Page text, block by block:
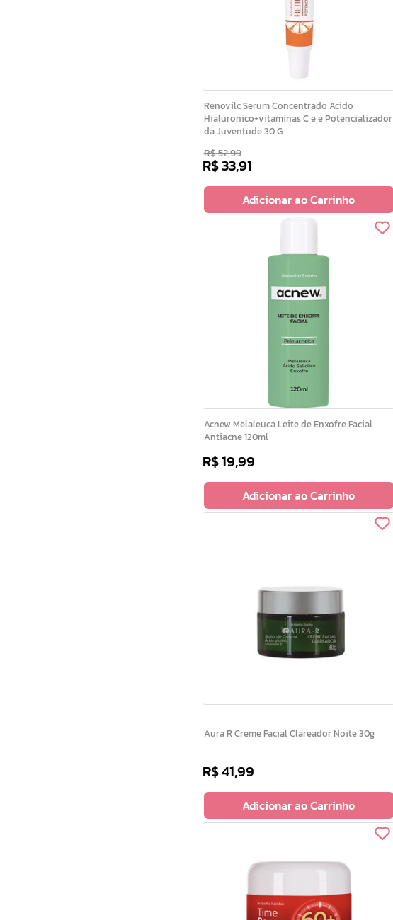
Renovilc Serum Concentrado Acido
Hialuronico+vitaminas C e e Potencializador
da Juventude 30 G
R$52,99
R$33,91
Adicionar ao Carrinho
Acnew Melaleuca Leite de Enxofre Facial
Antiacne 120ml
R$19,99
Adicionar ao Carrinho
Aura R Creme Facial Clareador Noite 30g
R$41,99
Adicionar ao Carrinho